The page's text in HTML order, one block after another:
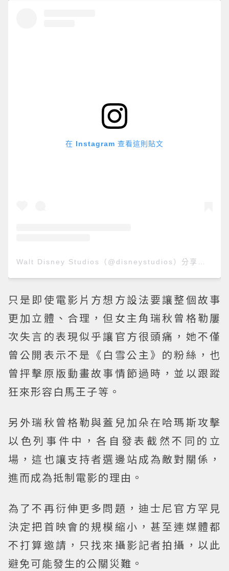
在 Instagram 查看這則貼文
只是即使電影片方想方設法要讓整個故事
更加立體、合理，但女主角瑞秋曾格勒屢
次失言的表現似乎讓官方很頭痛，她不僅
曾公開表示不是《白雪公主》的粉絲，也
曾抨擊原版動畫故事情節過時，並以跟蹤
狂來形容白馬王子等。
另外瑞秋曾格勒與蓋兒加朵在哈瑪斯攻擊
以色列事件中，各自發表截然不同的立
場，這也讓支持者選邊站成為敵對關係，
進而成為抵制電影的理由。
為了不再衍伸更多問題，迪士尼官方罕見
決定把首映會的規模縮小，甚至連媒體都
不打算邀請，只找來攝影記者拍攝，以此
避免可能發生的公關災難。